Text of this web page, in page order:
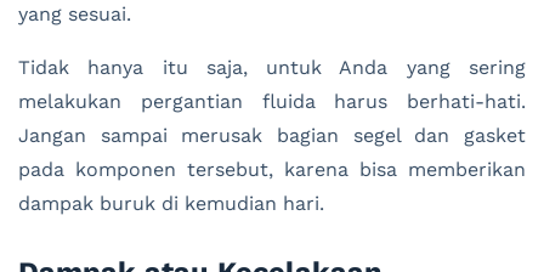
yang sesuai.
Tidak hanya itu saja, untuk Anda yang sering
melakukan pergantian fluida harus berhati-hati.
Jangan sampai merusak bagian segel dan gasket
pada komponen tersebut, karena bisa memberikan
dampak buruk di kemudian hari.